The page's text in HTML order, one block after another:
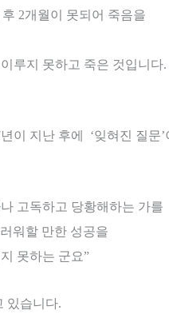
2개월이 못되어 죽음을
루지 못하고 죽은 것입니다.
년이 지난 후에 ‘잊혀진 질문’
고독하고 당황해하는 가를
워할 만한 성공을
못하는 군요”
있습니다.